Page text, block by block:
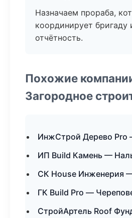
Назначаем прораба,
координирует бригаду
отчётность.
Похожие
Загородное
ИнжСтрой Дерево Pro
ИП Build Камень —
СК House Инженерия
ГК Build Pro —
СтройАртель Roof